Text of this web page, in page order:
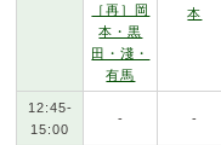
［再］岡
本・黒
田・淺・
有馬
本
12:45-
15:00
- -